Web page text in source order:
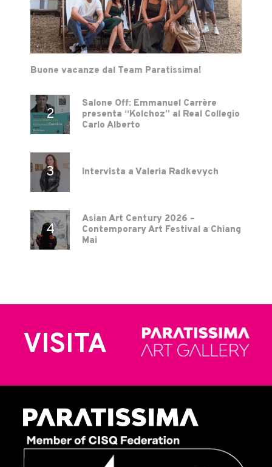
Buone vacanze dal Team Paratissima!
Salone Off: Emmanuel Carrère
presenta “Kolchoz” al Real Collegio
Carlo Alberto
Intervista a Valeria Radkevych
Asian Art Century 2026 –
Contemporary Art Festival a Chiang
Mai
VISITA